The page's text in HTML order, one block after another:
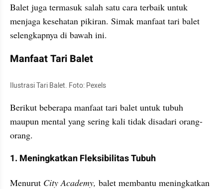
Balet juga termasuk salah satu cara terbaik untuk
menjaga kesehatan pikiran. Simak manfaat tari balet
selengkapnya di bawah ini.
Manfaat Tari Balet
Ilustrasi Tari Balet. Foto: Pexels
Berikut beberapa manfaat tari balet untuk tubuh
maupun mental yang sering kali tidak disadari orang-
orang.
1. Meningkatkan Fleksibilitas Tubuh
Menurut City Academy, balet membantu meningkatkan